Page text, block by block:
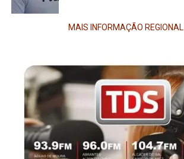
MAIS INFORMAÇÃO REGIONAL